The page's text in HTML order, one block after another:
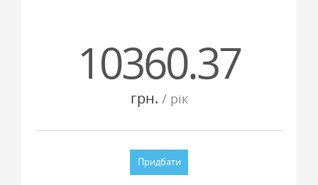
10360.37
грн. / рiк
Придбати